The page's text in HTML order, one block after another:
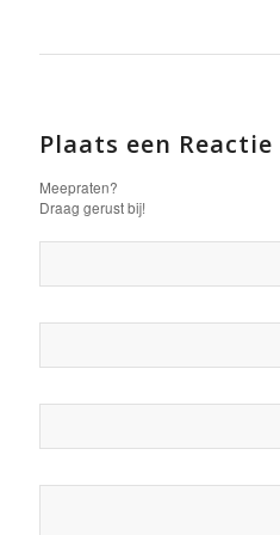
Plaats een Reactie
Meepraten?
Draag gerust bij!